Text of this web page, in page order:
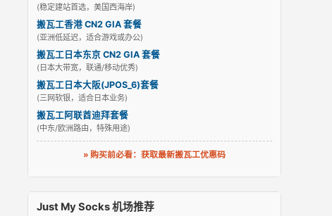
(稳定建站首选，美国西海岸)
搬瓦工香港 CN2 GIA 套餐
(亚洲低延迟，适合游戏或办公)
搬瓦工日本东京 CN2 GIA 套餐
(日本大带宽，联通/移动优秀)
搬瓦工日本大阪(JPOS_6)套餐
(三网软银，适合日本业务)
搬瓦工阿联酋迪拜套餐
(中东/欧洲路由，特殊用途)
» 购买前必看：获取最新搬瓦工优惠码
Just My Socks 机场推荐